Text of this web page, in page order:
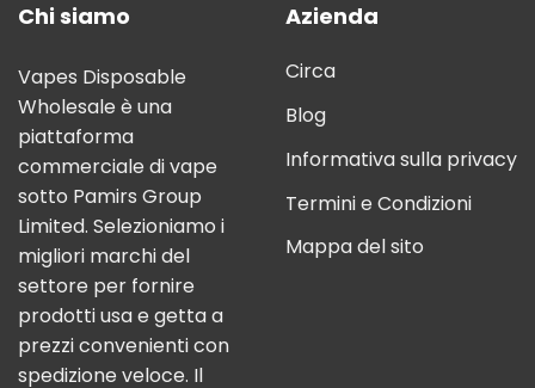
Chi siamo
Vapes Disposable
Wholesale è una
piattaforma
commerciale di vape
sotto Pamirs Group
Limited. Selezioniamo i
migliori marchi del
settore per fornire
prodotti usa e getta a
prezzi convenienti con
spedizione veloce. Il
Azienda
Circa
Blog
Informativa sulla privacy
Termini e Condizioni
Mappa del sito